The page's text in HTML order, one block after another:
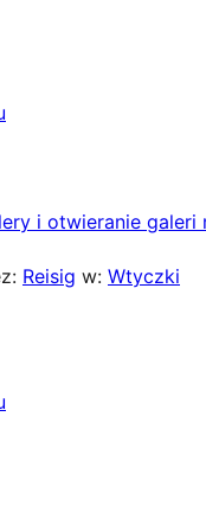
i otwieranie
Reisig w: Wtyczki